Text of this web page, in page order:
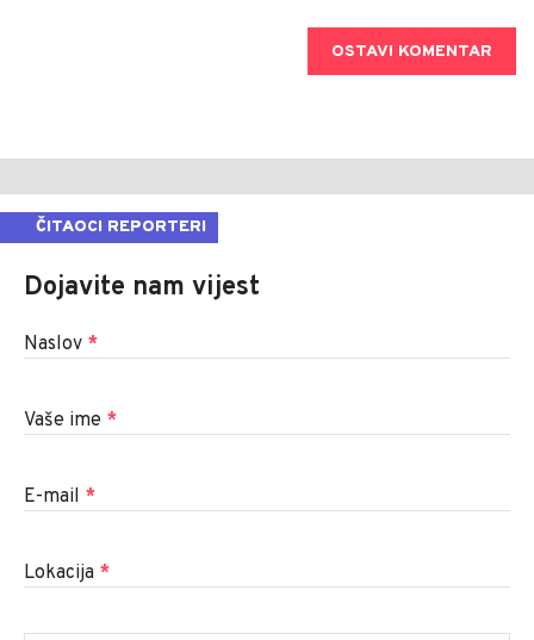
OSTAVI KOMENTAR
ČITAOCI REPORTERI
Dojavite nam vijest
Naslov *
Vaše ime *
E-mail *
Lokacija *